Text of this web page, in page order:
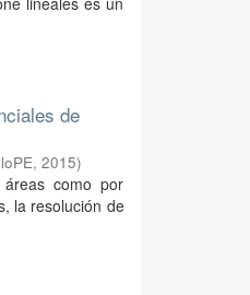
de
,2015)
como por
la resolución de